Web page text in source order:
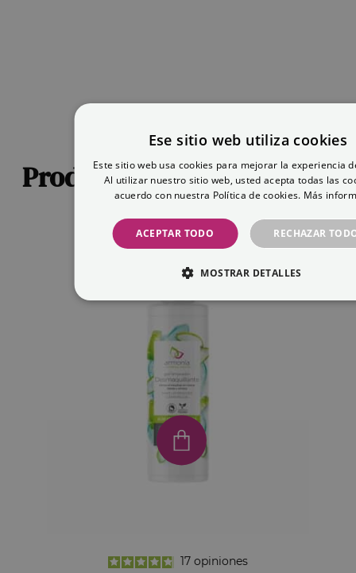
Productos recomendados
17 opiniones
Ese sitio web utiliza cookies
Este sitio web usa cookies para mejorar la experiencia
Al utilizar nuestro sitio web, usted acepta todas las
acuerdo con nuestra Política de cookies. Más
ACEPTAR TODO RECHAZAR
MOSTRAR DETALLES